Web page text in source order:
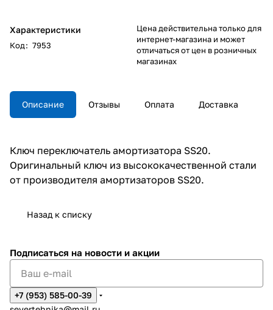
Характеристики
Код: 7953
Цена действительна только для
интернет-магазина и может
отличаться от цен в розничных
магазинах
Описание Отзывы Оплата Доставка
Ключ переключатель амортизатора SS20.
Оригинальный ключ из высококачественной стали
от производителя амортизаторов SS20.
Назад к списку
Подписаться на новости и акции
+7 (953) 585-00-39